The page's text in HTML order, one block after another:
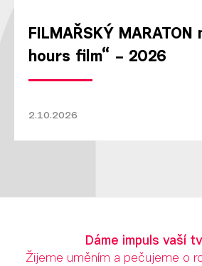
FILMAŘSKÝ
hours film“ – 2026
2.10.2026
Dáme impuls vaší
Žijeme uměním a pečujeme o